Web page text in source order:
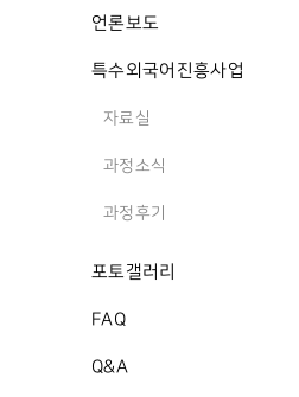
언론보도
특수외국어진흥사업
자료실
과정소식
과정후기
포토갤러리
FAQ
Q&A